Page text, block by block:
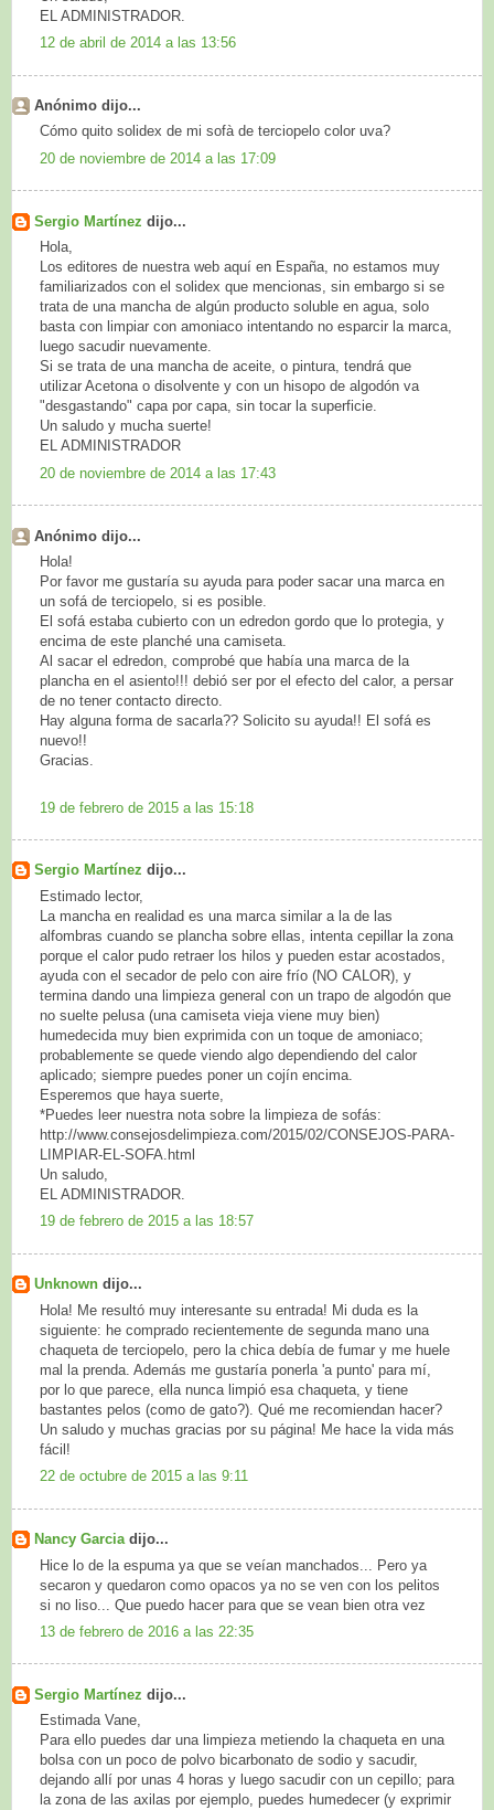
EL ADMINISTRADOR.
12 de abril de 2014 a las 13:56
Anónimo dijo...
Cómo quito solidex de mi sofà de terciopelo color uva?
20 de noviembre de 2014 a las 17:09
Sergio Martínez dijo...
Hola,
Los editores de nuestra web aquí en España, no estamos muy
familiarizados con el solidex que mencionas, sin embargo si se
trata de una mancha de algún producto soluble en agua, solo
basta con limpiar con amoniaco intentando no esparcir la marca,
luego sacudir nuevamente.
Si se trata de una mancha de aceite, o pintura, tendrá que
utilizar Acetona o disolvente y con un hisopo de algodón va
"desgastando" capa por capa, sin tocar la superficie.
Un saludo y mucha suerte!
EL ADMINISTRADOR
20 de noviembre de 2014 a las 17:43
Anónimo dijo...
Hola!
Por favor me gustaría su ayuda para poder sacar una marca en
un sofá de terciopelo, si es posible.
El sofá estaba cubierto con un edredon gordo que lo protegia, y
encima de este planché una camiseta.
Al sacar el edredon, comprobé que había una marca de la
plancha en el asiento!!! debió ser por el efecto del calor, a persar
de no tener contacto directo.
Hay alguna forma de sacarla?? Solicito su ayuda!! El sofá es
nuevo!!
Gracias.
19 de febrero de 2015 a las 15:18
Sergio Martínez dijo...
Estimado lector,
La mancha en realidad es una marca similar a la de las
alfombras cuando se plancha sobre ellas, intenta cepillar la zona
porque el calor pudo retraer los hilos y pueden estar acostados,
ayuda con el secador de pelo con aire frío (NO CALOR), y
termina dando una limpieza general con un trapo de algodón que
no suelte pelusa (una camiseta vieja viene muy bien)
humedecida muy bien exprimida con un toque de amoniaco;
probablemente se quede viendo algo dependiendo del calor
aplicado; siempre puedes poner un cojín encima.
Esperemos que haya suerte,
*Puedes leer nuestra nota sobre la limpieza de sofás:
http://www.consejosdelimpieza.com/2015/02/CONSEJOS-PARA-
LIMPIAR-EL-SOFA.html
Un saludo,
EL ADMINISTRADOR.
19 de febrero de 2015 a las 18:57
Unknown dijo...
Hola! Me resultó muy interesante su entrada! Mi duda es la
siguiente: he comprado recientemente de segunda mano una
chaqueta de terciopelo, pero la chica debía de fumar y me huele
mal la prenda. Además me gustaría ponerla 'a punto' para mí,
por lo que parece, ella nunca limpió esa chaqueta, y tiene
bastantes pelos (como de gato?). Qué me recomiendan hacer?
Un saludo y muchas gracias por su página! Me hace la vida más
fácil!
22 de octubre de 2015 a las 9:11
Nancy Garcia dijo...
Hice lo de la espuma ya que se veían manchados... Pero ya
secaron y quedaron como opacos ya no se ven con los pelitos
si no liso... Que puedo hacer para que se vean bien otra vez
13 de febrero de 2016 a las 22:35
Sergio Martínez dijo...
Estimada Vane,
Para ello puedes dar una limpieza metiendo la chaqueta en una
bolsa con un poco de polvo bicarbonato de sodio y sacudir,
dejando allí por unas 4 horas y luego sacudir con un cepillo; para
la zona de las axilas por ejemplo, puedes humedecer (y exprimir